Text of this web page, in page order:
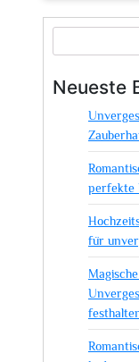
Neueste
perfekte
für